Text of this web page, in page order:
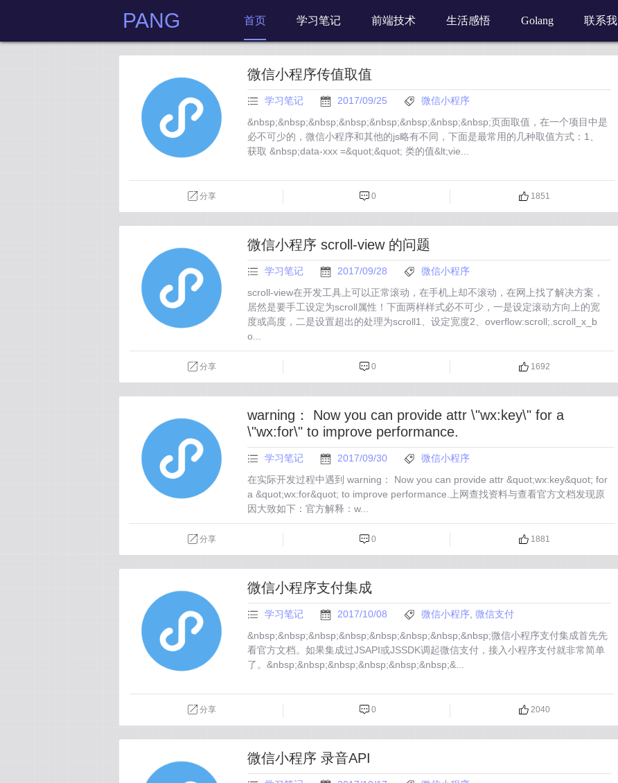
PANG 首页 学习笔记 前端技术 生活感悟 Golang 联系我
微信小程序传值取值
学习笔记 2017/09/25
微信小程序
&nbsp;&nbsp;&nbsp;&nbsp;&nbsp;&nbsp;&nbsp;&nbsp;页面取值，在一个项目中是
必不可少的，微信小程序和其他的js略有不同，下面是最常用的几种取值方式：1、
获取 &nbsp;data-xxx =&quot;&quot; 类的值&lt;vie...
分享 0 1851
微信小程序 scroll-view 的问题
学习笔记 2017/09/28
微信小程序
scroll-view在开发工具上可以正常滚动，在手机上却不滚动，在网上找了解决方案，
居然是要手工设定为scroll属性！下面两样样式必不可少，一是设定滚动方向上的宽
度或高度，二是设置超出的处理为scroll1、设定宽度2、overflow:scroll;.scroll_x_b
o...
分享 0 1692
warning： Now you can provide attr \"wx:key\" for a
\"wx:for\" to improve performance.
学习笔记 2017/09/30
微信小程序
在实际开发过程中遇到 warning： Now you can provide attr &quot;wx:key&quot; for
a &quot;wx:for&quot; to improve performance.上网查找资料与查看官方文档发现原
因大致如下：官方解释：w...
分享 0 1881
微信小程序支付集成
学习笔记 2017/10/08 微信小程序 微信支付
&nbsp;&nbsp;&nbsp;&nbsp;&nbsp;&nbsp;&nbsp;&nbsp;微信小程序支付集成首先先
看官方文档。如果集成过JSAPI或JSSDK调起微信支付，接入小程序支付就非常简单
了。&nbsp;&nbsp;&nbsp;&nbsp;&nbsp;&nbsp;&...
分享 0 2040
微信小程序 录音API